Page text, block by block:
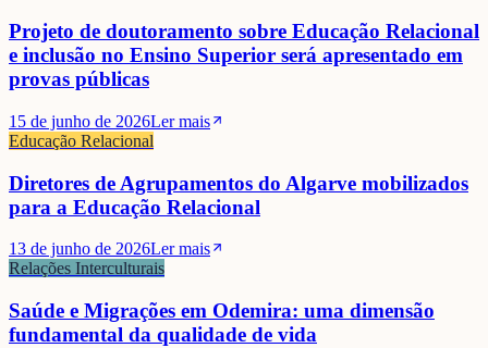
Projeto de doutoramento sobre Educação Relacional
e inclusão no Ensino Superior será apresentado em
provas públicas
15 de junho de 2026Ler mais
Educação Relacional
Diretores de Agrupamentos do Algarve mobilizados
para a Educação Relacional
13 de junho de 2026Ler mais
Relações Interculturais
Saúde e Migrações em Odemira: uma dimensão
fundamental da qualidade de vida